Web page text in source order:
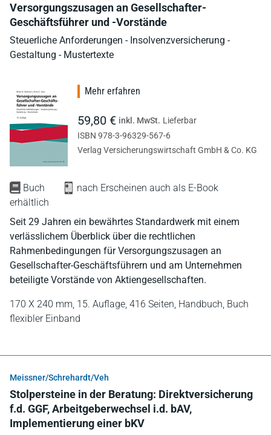
Versorgungszusagen an Gesellschafter-
Geschäftsführer und -Vorstände
Steuerliche Anforderungen - Insolvenzversicherung -
Gestaltung - Mustertexte
Buch
nach Erscheinen auch als E-Book
erhältlich
Seit 29 Jahren ein bewährtes Standardwerk mit einem
verlässlichem Überblick über die rechtlichen
Rahmenbedingungen für Versorgungszusagen an
Gesellschafter-Geschäftsführern und am Unternehmen
beteiligte Vorstände von Aktiengesellschaften.
170 X 240 mm, 15. Auflage, 416 Seiten, Handbuch, Buch
flexibler Einband
Mehr erfahren
59,80 € inkl. MwSt. Lieferbar
ISBN 978-3-96329-567-6
Verlag Versicherungswirtschaft GmbH & Co. KG
Meissner/Schrehardt/Veh
Stolpersteine in der Beratung: Direktversicherung
f.d. GGF, Arbeitgeberwechsel i.d. bAV,
Implementierung einer bKV